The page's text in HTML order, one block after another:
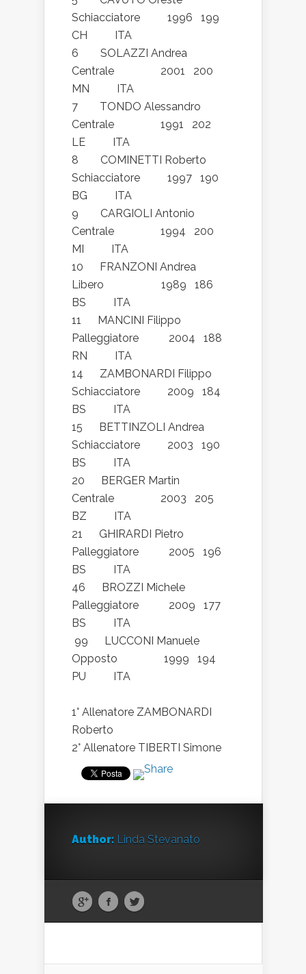
Schiacciatore 1996 199
CH ITA
6 SOLAZZI Andrea
Centrale 2001 200
MN ITA
7 TONDO Alessandro
Centrale 1991 202
LE ITA
8 COMINETTI Roberto
Schiacciatore 1997 190
BG ITA
9 CARGIOLI Antonio
Centrale 1994 200
MI ITA
10 FRANZONI Andrea
Libero 1989 186
BS ITA
11 MANCINI Filippo
Palleggiatore 2004 188
RN ITA
14 ZAMBONARDI Filippo
Schiacciatore 2009 184
BS ITA
15 BETTINZOLI Andrea
Schiacciatore 2003 190
BS ITA
20 BERGER Martin
Centrale 2003 205
BZ ITA
21 GHIRARDI Pietro
Palleggiatore 2005 196
BS ITA
46 BROZZI Michele
Palleggiatore 2009 177
BS ITA
99 LUCCONI Manuele
Opposto 1999 194
PU ITA
1° Allenatore ZAMBONARDI
Roberto
2° Allenatore TIBERTI Simone
Author: Linda Stevanato